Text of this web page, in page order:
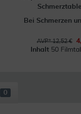
Bei Schmerzen
AVP* 12,52 €
Inhalt 50
0